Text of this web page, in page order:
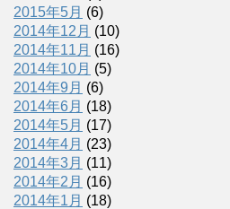
2015年5月 (6)
2014年12月 (10)
2014年11月 (16)
2014年10月 (5)
2014年9月 (6)
2014年6月 (18)
2014年5月 (17)
2014年4月 (23)
2014年3月 (11)
2014年2月 (16)
2014年1月 (18)